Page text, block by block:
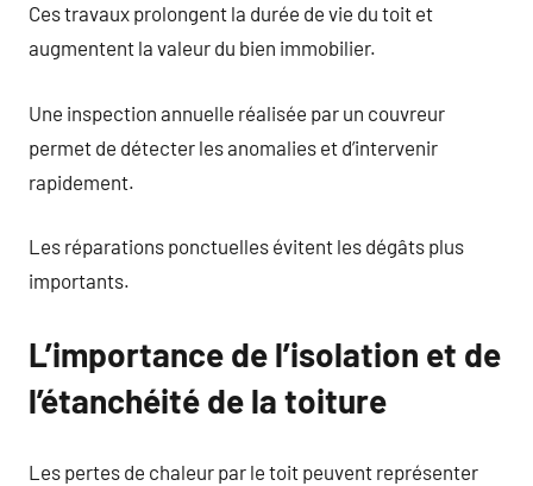
Ces travaux prolongent la durée de vie du toit et
augmentent la valeur du bien immobilier.
Une inspection annuelle réalisée par un couvreur
permet de détecter les anomalies et d’intervenir
rapidement.
Les réparations ponctuelles évitent les dégâts plus
importants.
L’importance de l’isolation et de
l’étanchéité de la toiture
Les pertes de chaleur par le toit peuvent représenter